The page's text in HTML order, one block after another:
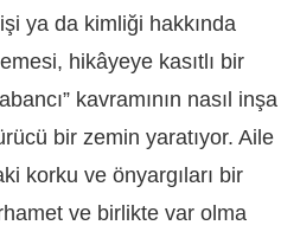
ya da kimliği hakkında
hikâyeye kasıtlı bir
kavramının nasıl inşa
bir zemin yaratıyor. Aile
korku ve önyargıları bir
ve birlikte var olma